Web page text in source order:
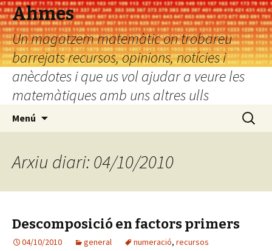
Ahmes
Un magatzem matemàtic on trobareu
barrejats recursos, opinions, notícies i
anècdotes i que us vol ajudar a veure les
matemàtiques amb uns altres ulls
Menú Cerca:
Arxiu diari: 04/10/2010
Descomposició en factors primers
04/10/2010 general numeració, recursos